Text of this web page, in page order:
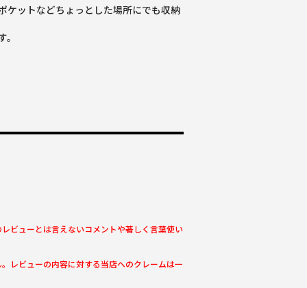
ケットなどちょっとした場所にでも収納
ビューとは言えないコメントや著しく言葉使い
レビューの内容に対する当店へのクレームは一